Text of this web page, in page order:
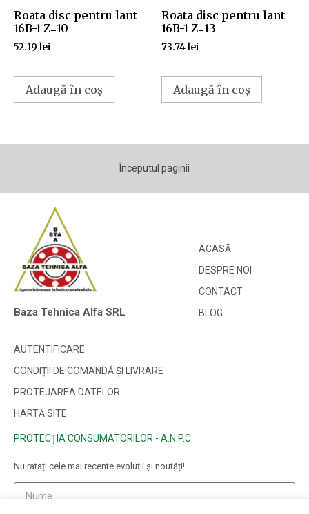
Roata disc pentru lant
16B-1 Z=10
52.19 lei
Adaugă în coș
Roata disc pentru lant
16B-1 Z=13
73.74lei
Adaugă în coș
Începutul paginii
Baza Tehnica Alfa SRL
ACASĂ
DESPRE NOI
CONTACT
BLOG
AUTENTIFICARE
CONDIȚII DE COMANDĂ ȘI LIVRARE
PROTEJAREA DATELOR
HARTĂ SITE
PROTECȚIA CONSUMATORILOR - A.N.P.C.
Nu ratați cele mai recente evoluții și noutăți!